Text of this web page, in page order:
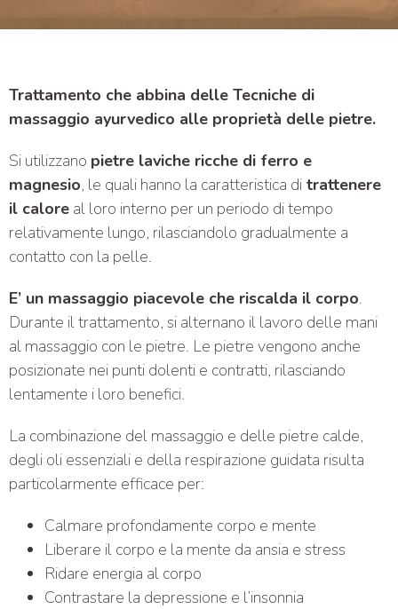
Trattamento che abbina delle Tecniche di
massaggio ayurvedico alle proprietà delle pietre.
Si utilizzano pietre laviche ricche di ferro e
magnesio, le quali hanno la caratteristica ditrattenere
il caloreal loro interno per un periodo di tempo
relativamente lungo, rilasciandolo gradualmente a
contatto con la pelle.
E’ un massaggio piacevole che riscalda il corpo.
Durante il trattamento, si alternano il lavoro delle mani
al massaggio con le pietre. Le pietre vengono anche
posizionate nei punti dolenti e contratti, rilasciando
lentamente i loro benefici.
La combinazione del massaggio e delle pietre calde,
degli oli essenziali e della respirazione guidata risulta
particolarmente efficace per:
Calmare profondamente corpo e mente
Liberare il corpo e la mente da ansia e stress
Ridare energia al corpo
Contrastare la depressione e l’insonnia